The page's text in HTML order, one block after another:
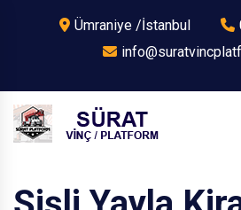
Ümraniye /İstanbul